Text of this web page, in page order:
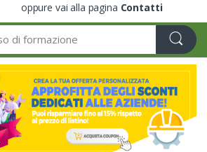
oppure vai alla pagina Contatti